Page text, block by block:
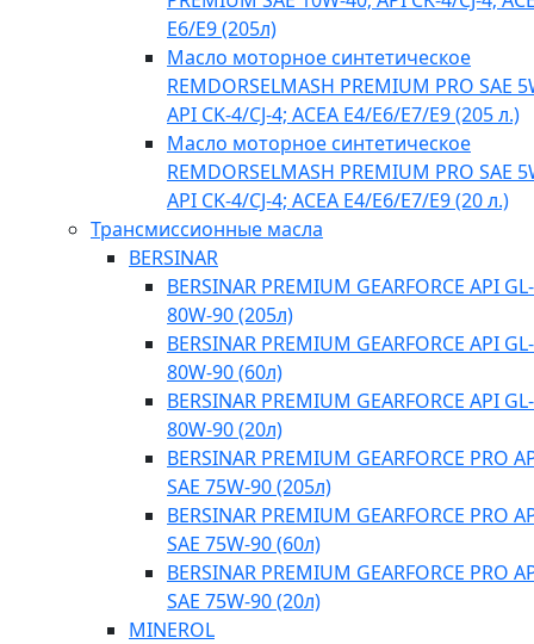
E6/E9 (205л)
Масло моторное синтетическое
REMDORSELMASH PREMIUM PRO SAE
API CK-4/CJ-4; ACEA E4/Е6/E7/E9 (205 л.)
Масло моторное синтетическое
REMDORSELMASH PREMIUM PRO SAE
API CK-4/CJ-4; ACEA E4/Е6/E7/E9 (20 л.)
Трансмиссионные масла
BERSINAR
BERSINAR PREMIUM GEARFORCE API
80W-90 (205л)
BERSINAR PREMIUM GEARFORCE API
80W-90 (60л)
BERSINAR PREMIUM GEARFORCE API
80W-90 (20л)
BERSINAR PREMIUM GEARFORCE PRO
SAE 75W-90 (205л)
BERSINAR PREMIUM GEARFORCE PRO
SAE 75W-90 (60л)
BERSINAR PREMIUM GEARFORCE PRO
SAE 75W-90 (20л)
MINEROL